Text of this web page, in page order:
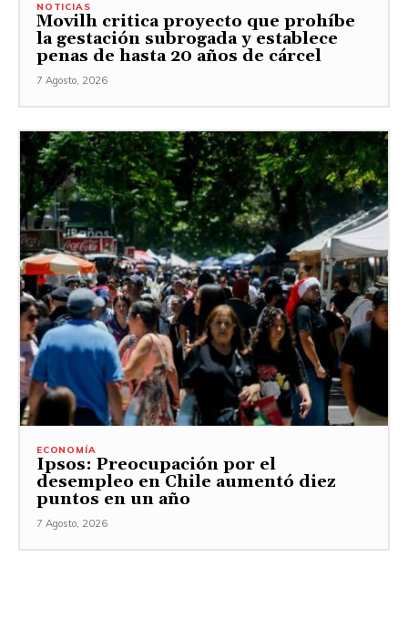
NOTICIAS
Movilh critica proyecto que prohíbe
la gestación subrogada y establece
penas de hasta 20 años de cárcel
7 Agosto, 2026
ECONOMÍA
Ipsos: Preocupación por el
desempleo en Chile aumentó diez
puntos en un año
7 Agosto, 2026